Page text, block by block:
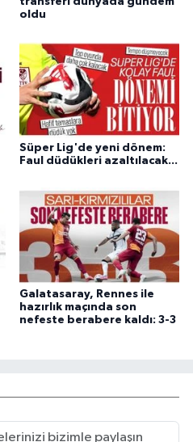
oldu
Süper Lig'de yeni dönem:
Faul düdükleri azaltılacak...
Galatasaray, Rennes ile
hazırlık maçında son
nefeste berabere kaldı: 3-3